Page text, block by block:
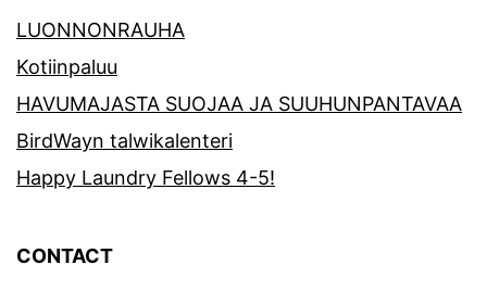
LUONNONRAUHA
Kotiinpaluu
HAVUMAJASTA SUOJAA JA SUUHUNPANTAVAA
BirdWayn talwikalenteri
Happy Laundry Fellows 4-5!
CONTACT